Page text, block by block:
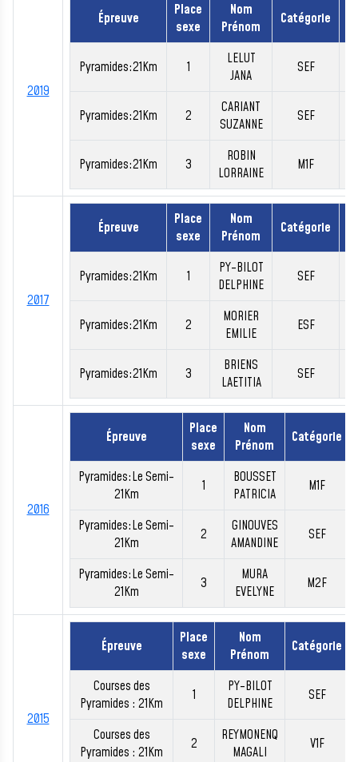
2019
Épreuve
Place
sexe
Nom
Prénom
Catégorie
Pyramides:21Km 1
LELUT
JANA
SEF
Pyramides:21Km 2
CARIANT
SUZANNE
SEF
Pyramides:21Km 3
ROBIN
LORRAINE
M1F
2017
Épreuve
Place
sexe
Nom
Prénom
Catégorie
Pyramides:21Km 1
PY-BILOT
DELPHINE
SEF
Pyramides:21Km 2
MORIER
EMILIE
ESF
Pyramides:21Km 3
BRIENS
LAETITIA
SEF
2016
Épreuve
Place
sexe
Nom
Prénom
Catégorie
Pyramides:Le Semi-
21Km
1
BOUSSET
PATRICIA
M1F
Pyramides:Le Semi-
21Km
2
GINOUVES
AMANDINE
SEF
Pyramides:Le Semi-
21Km
3
MURA
EVELYNE
M2F
2015
Épreuve
Place
sexe
Nom
Prénom
Catégorie
Courses des
Pyramides : 21Km
1
PY-BILOT
DELPHINE
SEF
Courses des
Pyramides : 21Km
2
REYMONENQ
MAGALI
V1F